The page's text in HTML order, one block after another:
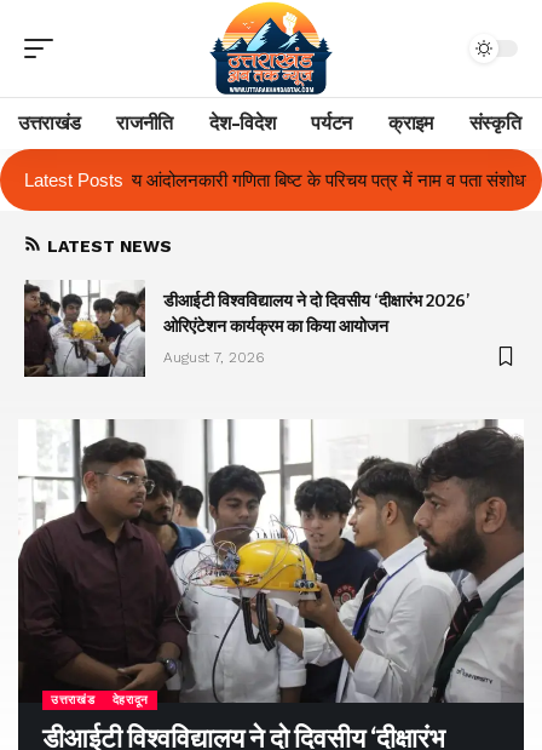
उत्तराखंड राजनीति देश-विदेश पर्यटन क्राइम संस्कृति
Latest Posts
के परिचय पत्र में नाम व पता संशोधन का प्रकरण का हुआ समाधान उत्तराखंड
LATEST NEWS
डीआईटी विश्वविद्यालय ने दो दिवसीय ‘दीक्षारंभ 2026’
ओरिएंटेशन कार्यक्रम का किया आयोजन
August 7, 2026
उत्तराखंड देहरादून
डीआईटी विश्वविद्यालय ने दो दिवसीय ‘दीक्षारंभ